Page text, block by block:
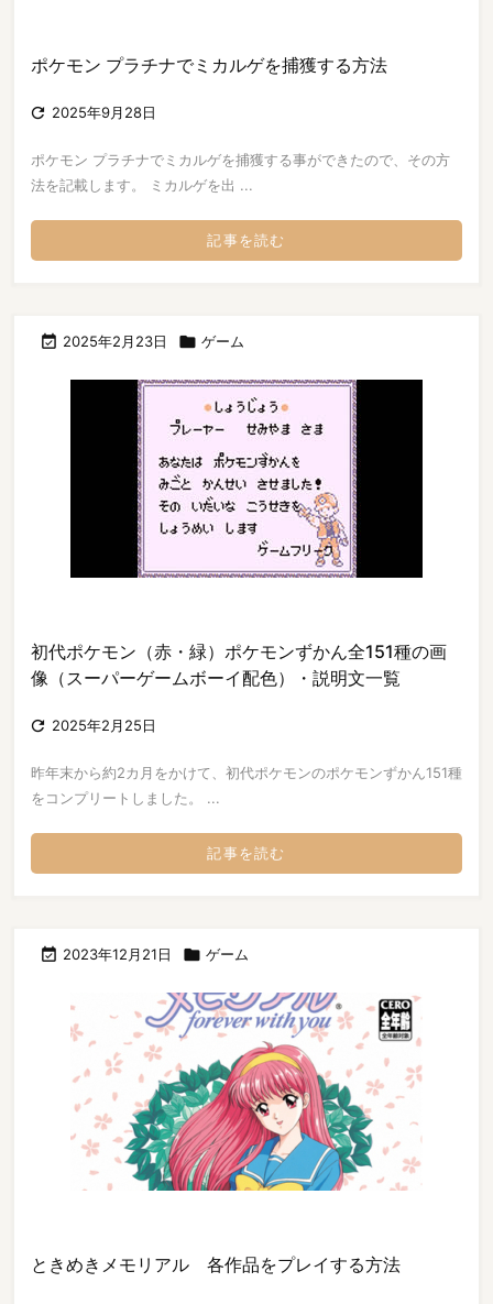
ポケモン プラチナでミカルゲを捕獲する方法
 2025年9月28日
ポケモン プラチナでミカルゲを捕獲する事ができたので、その方
法を記載します。 ミカルゲを出 ...
記事を読む
 2025年2月23日  ゲーム
初代ポケモン（赤・緑）ポケモンずかん全151種の画
像（スーパーゲームボーイ配色）・説明文一覧
 2025年2月25日
昨年末から約2カ月をかけて、初代ポケモンのポケモンずかん151種
をコンプリートしました。 ...
記事を読む
 2023年12月21日  ゲーム
ときめきメモリアル 各作品をプレイする方法